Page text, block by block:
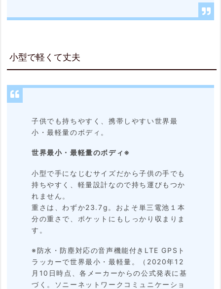
小型で軽くて丈夫
子供でも持ちやすく、携帯しやすい世界最
小・最軽量のボディ。
世界最小・最軽量のボディ※
小型で手になじむサイズだから子供の手でも
持ちやすく、軽量設計なので持ち運びもつか
れません。
重さは、わずか23.7g。およそ単三電池１本
分の重さで、ポケットにもしっかり収まりま
す。
※防水・防塵対応の音声機能付きLTE GPSト
ラッカーで世界最小・最軽量。（2020年12
月10日時点、各メーカーからの公式発表に基
づく。ソニーネットワークコミュニケーショ